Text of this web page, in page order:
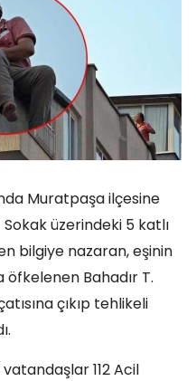
Muratpaşa ilçesine
üzerindeki 5 katlı
bilgiye nazaran, eşinin
öfkelenen Bahadır T.
çıkıp tehlikeli
112 Acil